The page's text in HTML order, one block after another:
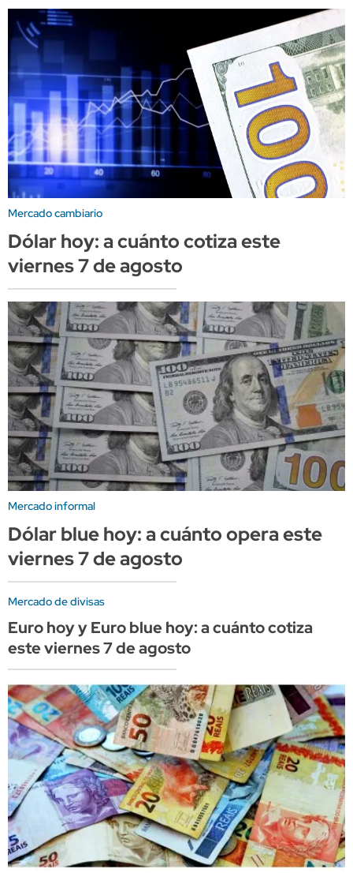
Mercado cambiario
Dólar hoy: a cuánto cotiza este
viernes 7 de agosto
Mercado informal
Dólar blue hoy: a cuánto opera este
viernes 7 de agosto
Mercado de divisas
Euro hoy y Euro blue hoy: a cuánto cotiza
este viernes 7 de agosto